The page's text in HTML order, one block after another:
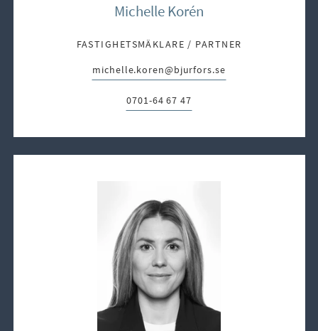
Michelle Korén
FASTIGHETSMÄKLARE / PARTNER
E-post:
michelle.koren@bjurfors.se
Telefon:
0701-64 67 47